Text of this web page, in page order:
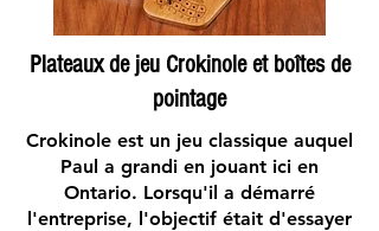
Plateaux de jeu Crokinole et boîtes de
pointage
Crokinole est un jeu classique auquel
Paul a grandi en jouant ici en
Ontario. Lorsqu'il a démarré
l'entreprise, l'objectif était d'essayer